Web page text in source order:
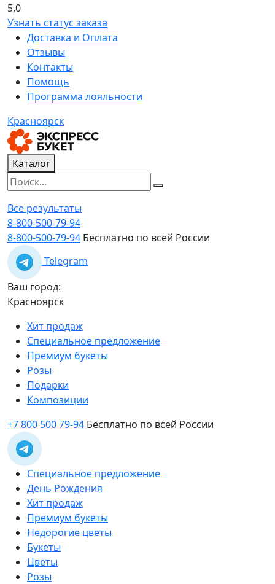
5,0
Узнать статус заказа
Доставка и Оплата
Отзывы
Контакты
Помощь
Программа лояльности
Красноярск
Каталог
Все результаты
8-800-500-79-94
8-800-500-79-94 Бесплатно по всей России
Telegram
Ваш город:
Красноярск
Хит продаж
Специальное предложение
Премиум букеты
Розы
Подарки
Композиции
+7 800 500 79-94 Бесплатно по всей России
Специальное предложение
День Рождения
Хит продаж
Премиум букеты
Недорогие цветы
Букеты
Цветы
Розы